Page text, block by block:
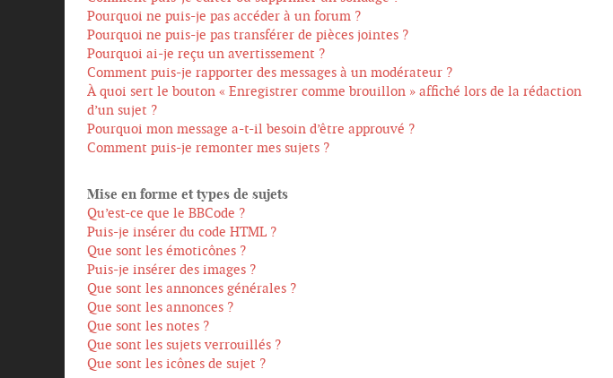
Pourquoi ne puis-je pas accéder à un forum ?
Pourquoi ne puis-je pas transférer de pièces jointes ?
Pourquoi ai-je reçu un avertissement ?
Comment puis-je rapporter des messages à un modérateur ?
À quoi sert le bouton « Enregistrer comme brouillon » affiché lors de la rédaction
d’un sujet ?
Pourquoi mon message a-t-il besoin d’être approuvé ?
Comment puis-je remonter mes sujets ?
Mise en forme et types de sujets
Qu’est-ce que le BBCode ?
Puis-je insérer du code HTML ?
Que sont les émoticônes ?
Puis-je insérer des images ?
Que sont les annonces générales ?
Que sont les annonces ?
Que sont les notes ?
Que sont les sujets verrouillés ?
Que sont les icônes de sujet ?